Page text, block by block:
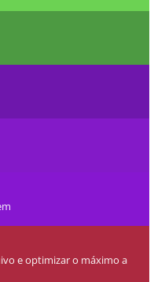
e optimizar o máximo a